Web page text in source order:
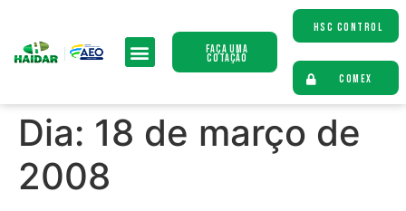
Faça uma
Cotação
HSC CONTROL
COMEX
Dia: 18 de março de
2008